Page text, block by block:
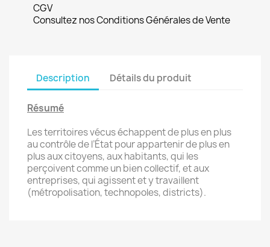
CGV
Consultez nos Conditions Générales de Vente
Description Détails du produit
Résumé
Les territoires vécus échappent de plus en plus
au contrôle de l’État pour appartenir de plus en
plus aux citoyens, aux habitants, qui les
perçoivent comme un bien collectif, et aux
entreprises, qui agissent et y travaillent
(métropolisation, technopoles, districts).